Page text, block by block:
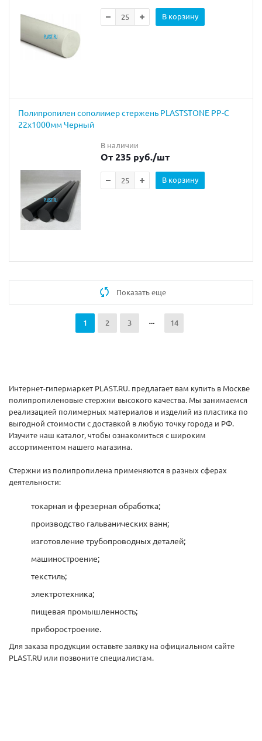
В корзину
Полипропилен сополимер стержень PLASTSTONE PP-C
22х1000мм Черный
В наличии
От 235 руб./шт
В корзину
Показать еще
1 2 3 14
Интернет-гипермаркет PLAST.RU. предлагает вам купить в Москве
полипропиленовые стержни высокого качества. Мы занимаемся
реализацией полимерных материалов и изделий из пластика по
выгодной стоимости с доставкой в любую точку города и РФ.
Изучите наш каталог, чтобы ознакомиться с широким
ассортиментом нашего магазина.
Стержни из полипропилена применяются в разных сферах
деятельности:
токарная и фрезерная обработка;
производство гальванических ванн;
изготовление трубопроводных деталей;
машиностроение;
текстиль;
электротехника;
пищевая промышленность;
приборостроение.
Для заказа продукции оставьте заявку на официальном сайте
PLAST.RU или позвоните специалистам.